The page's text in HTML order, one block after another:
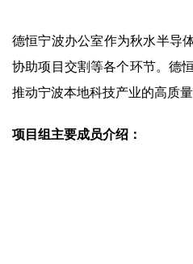
德恒宁波办公室作为秋水半导
协助项目交割等各个环节。德
推动宁波本地科技产业的高质量
项目组主要成员介绍：